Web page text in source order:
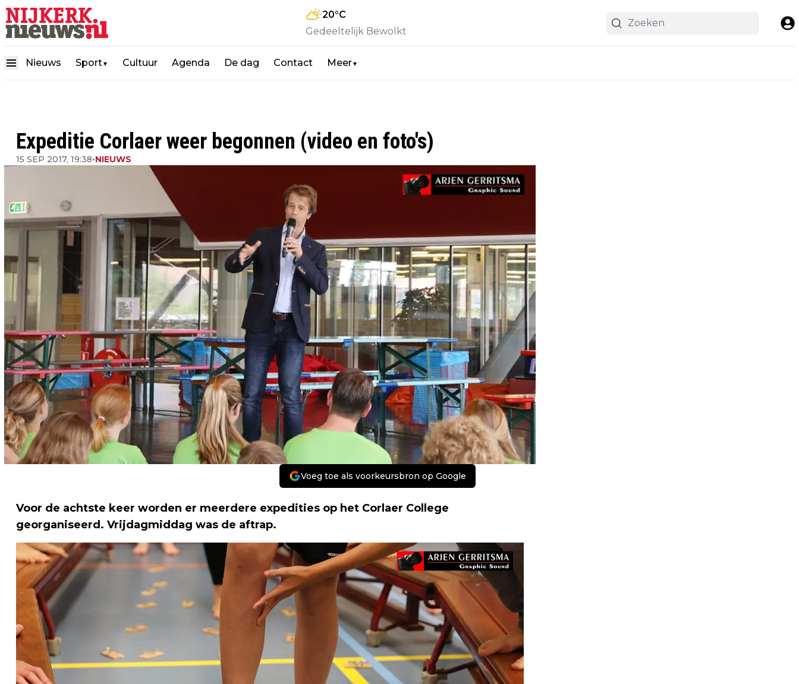
20°C
Gedeeltelijk Bewolkt
Nieuws Sport▼ Cultuur Agenda De dag Contact Meer▼
Expeditie Corlaer weer begonnen (video en foto's)
15 SEP 2017, 19:38•NIEUWS
Voeg toe als voorkeursbron op Google
Voor de achtste keer worden er meerdere expedities op het Corlaer College
georganiseerd. Vrijdagmiddag was de aftrap.